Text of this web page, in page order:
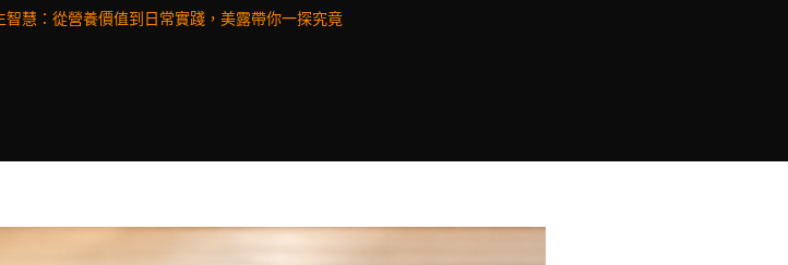
智慧：從營養價值到日常實踐，美露帶你一探究竟